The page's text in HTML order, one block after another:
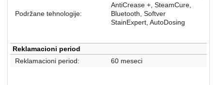
Podržane tehnologije:
AntiCrease +, SteamCure,
Bluetooth, Softver
StainExpert, AutoDosing
Reklamacioni period
Reklamacioni period:
60 meseci